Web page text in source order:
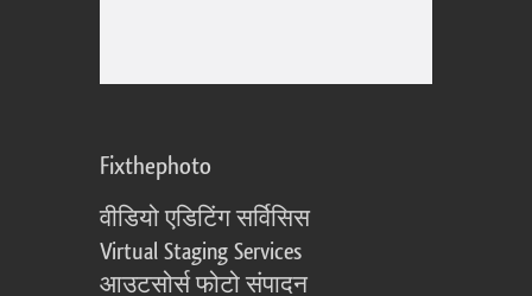
Fixthephoto
वीडियो एडिटिंग सर्विसिस
Virtual Staging Services
आउटसोर्स फोटो संपादन